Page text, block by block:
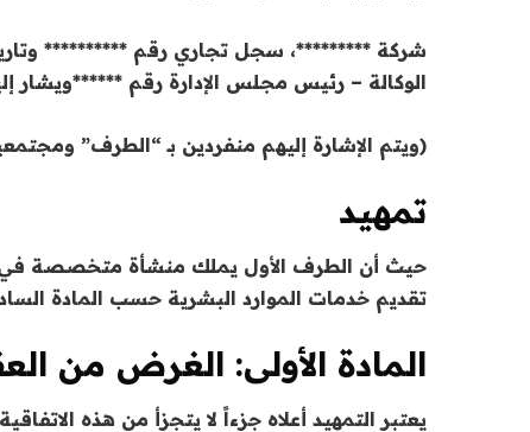
شركة *********، سجل تجاري رقم **********
الوكالة – رئيس مجلس الإدارة رقم ******ويشار
(ويتم الإشارة إليهم منفردين بـ “الطرف”
تمهيد
حيث أن الطرف الأول يملك منشأة متخصصة في
تقديم خدمات الموارد البشرية حسب المادة
المادة الأولى: الغرض من
يعتبر التمهيد أعلاه جزءاً لا يتجزأ من هذه